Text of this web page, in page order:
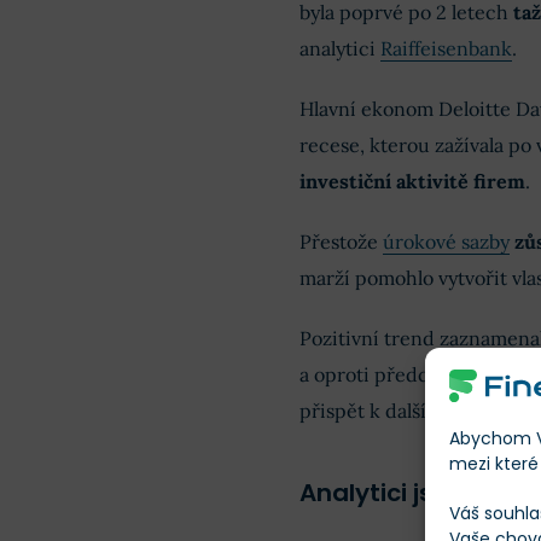
Abychom
mezi
Váš
byla poprvé po 2 letech
analytici Raiffeisenbank.
Hlavní ekonom Deloitte
recese, kterou zažívala
investiční aktivitě firem.
Přestože úrokové sazby
marží pomohlo vytvořit
Pozitivní trend
a oproti předchozímu
přispět k dalšímu
Analytici jsou